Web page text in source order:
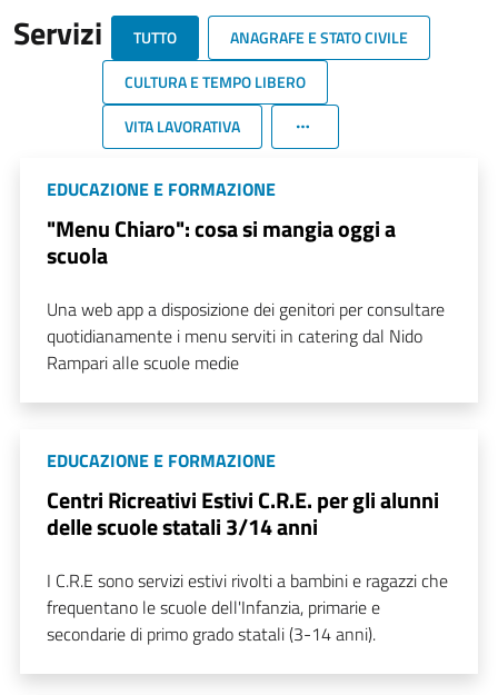
Servizi TUTTO
ANAGRAFE E STATO CIVILE
CULTURA E TEMPO LIBERO
VITA LAVORATIVA
EDUCAZIONE E FORMAZIONE
"Menu Chiaro": cosa si mangia oggi a
scuola
Una web app a disposizione dei genitori per consultare
quotidianamente i menu serviti in catering dal Nido
Rampari alle scuole medie
EDUCAZIONE E FORMAZIONE
Centri Ricreativi Estivi C.R.E. per gli alunni
delle scuole statali 3/14 anni
I C.R.E sono servizi estivi rivolti a bambini e ragazzi che
frequentano le scuole dell'Infanzia, primarie e
secondarie di primo grado statali (3-14 anni).